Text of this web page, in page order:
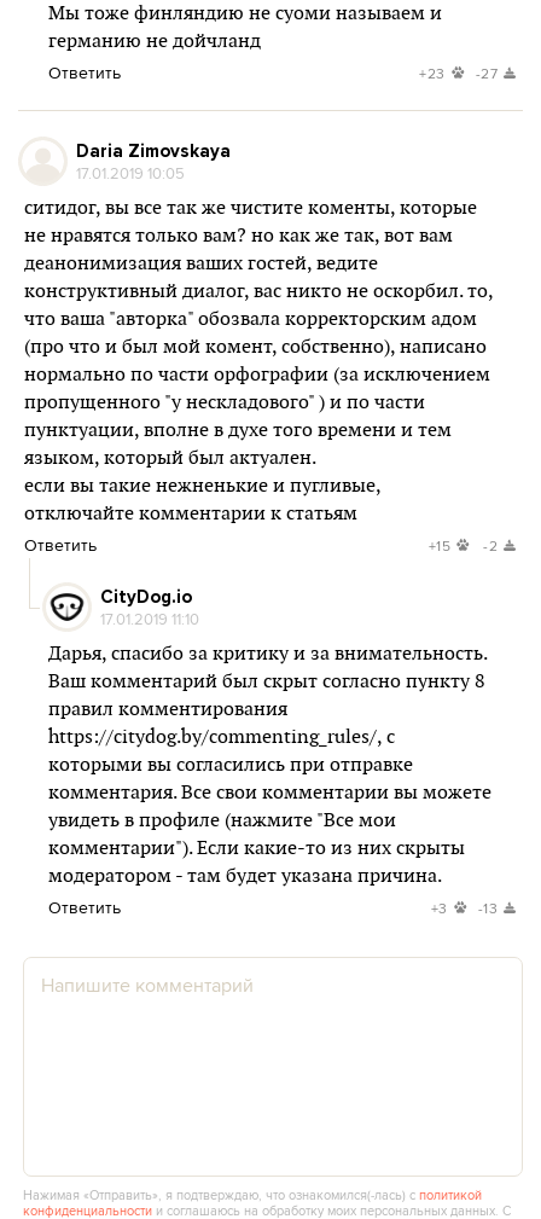
Мы тоже финляндию не суоми называем и
германию не дойчланд
Ответить +23 -27
Daria Zimovskaya
17.01.2019 10:05
ситидог, вы все так же чистите коменты, которые
не нравятся только вам? но как же так, вот вам
деанонимизация ваших гостей, ведите
конструктивный диалог, вас никто не оскорбил. то,
что ваша "авторка" обозвала корректорским адом
(про что и был мой комент, собственно), написано
нормально по части орфографии (за исключением
пропущенного "у нескладового" ) и по части
пунктуации, вполне в духе того времени и тем
языком, который был актуален.
если вы такие нежненькие и пугливые,
отключайте комментарии к статьям
Ответить +15 -2
CityDog.io
17.01.2019 11:10
Дарья, спасибо за критику и за внимательность.
Ваш комментарий был скрыт согласно пункту 8
правил комментирования
https://citydog.by/commenting_rules/, с
которыми вы согласились при отправке
комментария. Все свои комментарии вы можете
увидеть в профиле (нажмите "Все мои
комментарии"). Если какие-то из них скрыты
модератором - там будет указана причина.
Ответить +3 -13
Нажимая «Отправить», я подтверждаю, что ознакомился(‑лась) сполитикой
конфиденциальности и соглашаюсь на обработку моих персональных данных. С